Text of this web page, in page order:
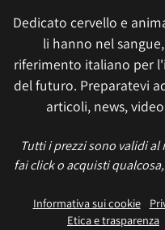
Dedicato cervello e
li hanno nel
riferimento italiano per
del futuro. Preparatevi
articoli, news,
Tutti i prezzi sono validi
fai click o acquisti
Informativa sui cookie
Etica e trasparenza